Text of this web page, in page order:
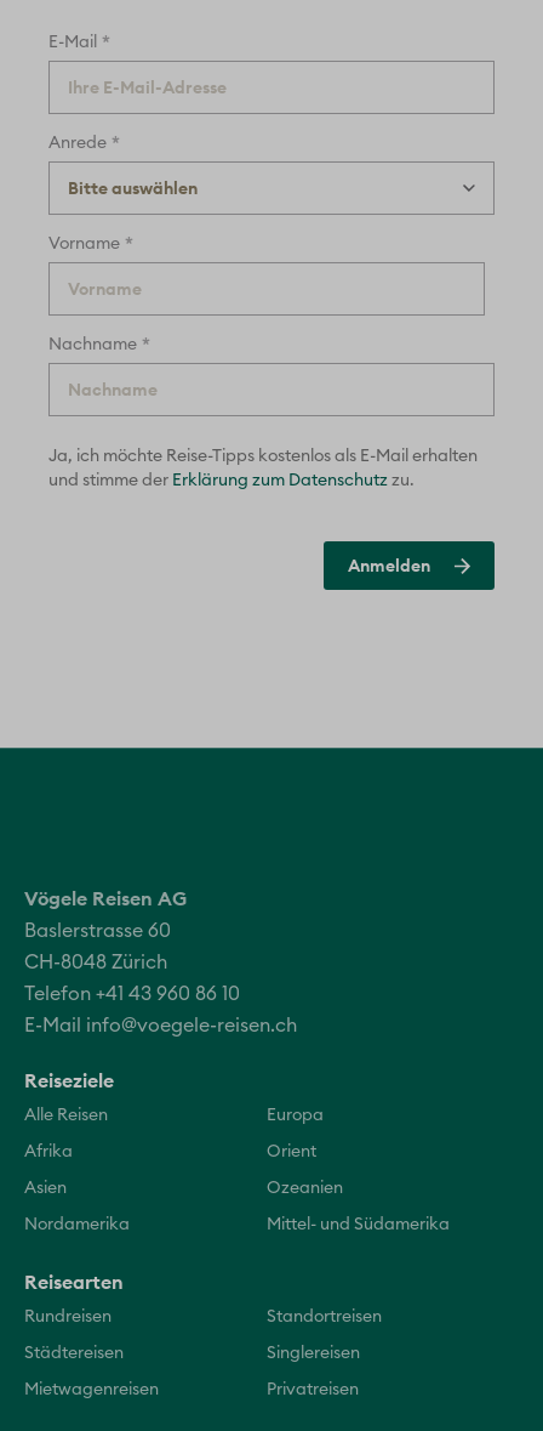
E-Mail *
Anrede *
Vorname *
Nachname *
Ja, ich möchte Reise-Tipps kostenlos als E-Mail erhalten
und stimme der Erklärung zum Datenschutz zu.
Vögele Reisen AG
Baslerstrasse 60
CH-8048 Zürich
Telefon +41 43 960 86 10
E-Mail info@voegele-reisen.ch
Reiseziele
Alle Reisen Europa
Afrika Orient
Asien Ozeanien
Nordamerika Mittel- und Südamerika
Reisearten
Rundreisen Standortreisen
Städtereisen Singlereisen
Mietwagenreisen Privatreisen